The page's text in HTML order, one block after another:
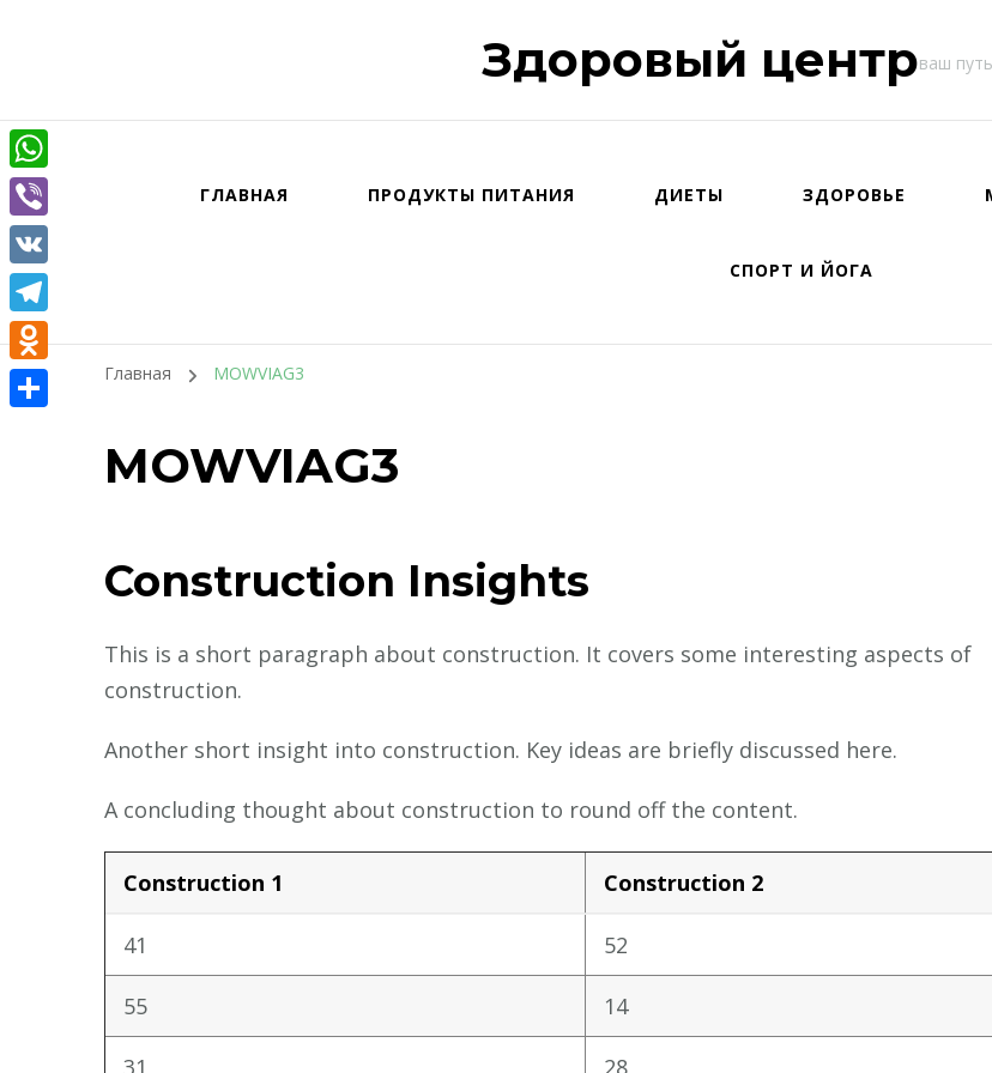
Здоровый центрваш
ГЛАВНАЯ ПРОДУКТЫ ПИТАНИЯ ДИЕТЫ ЗДОРОВЬЕ
СПОРТ И ЙОГА
Главная MOWVIAG3
MOWVIAG3
Construction Insights
This is a short paragraph about construction. It covers some interesting aspects of
construction.
Another short insight into construction. Key ideas are briefly discussed here.
A concluding thought about construction to round off the content.
Construction 1 Construction 2
41 52
55 14
31 28
WhatsApp
Viber
VK
Telegram
Odnoklassniki